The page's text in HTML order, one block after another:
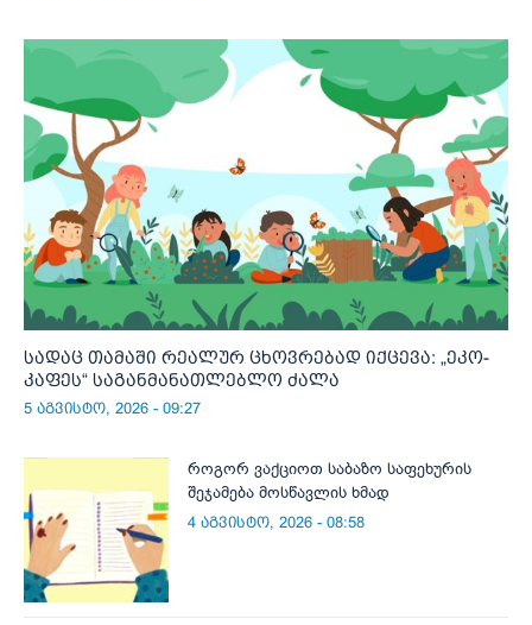
სადაც თამაში რეალურ ცხოვრებად იქცევა: „ეკო-
კაფეს“ საგანმანათლებლო ძალა
5 აგვისტო, 2026 - 09:27
როგორ ვაქციოთ საბაზო საფეხურის
შეჯამება მოსწავლის ხმად
4 აგვისტო, 2026 - 08:58